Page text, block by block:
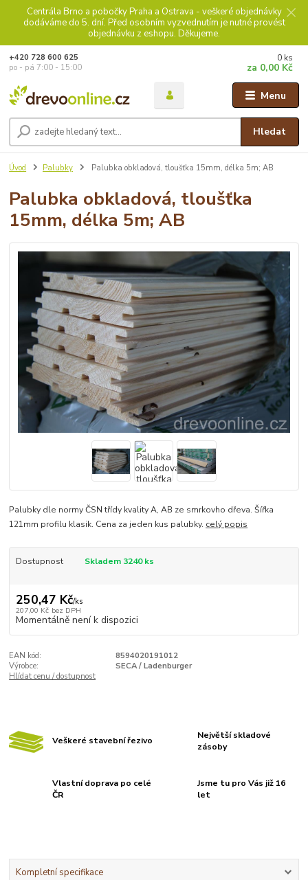
Centrála Brno a pobočky Praha a Ostrava - veškeré objednávky
dodáváme do 5. dní. Před osobním vyzvednutím je nutné provést
objednávku z eshopu. Děkujeme.
Menu
Hledat
+420 728 600 625
po - pá 7:00 - 15:00
0 ks
za 0,00 Kč
Úvod Palubky Palubka obkladová, tloušťka 15mm, délka 5m; AB
Palubka obkladová, tloušťka
15mm, délka 5m; AB
Palubky dle normy ČSN třídy kvality A, AB ze smrkovho dřeva. Šířka
121mm profilu klasik. Cena za jeden kus palubky. celý popis
Dostupnost Skladem 3240 ks
250,47 Kč/ks
207,00 Kč bez DPH
Momentálně není k dispozici
EAN kód:
8594020191012
Výrobce:
SECA / Ladenburger
Hlídat cenu / dostupnost
Veškeré stavební řezivo
Největší skladové
zásoby
Vlastní doprava po celé
ČR
Jsme tu pro Vás již 16
let
Kompletní specifikace